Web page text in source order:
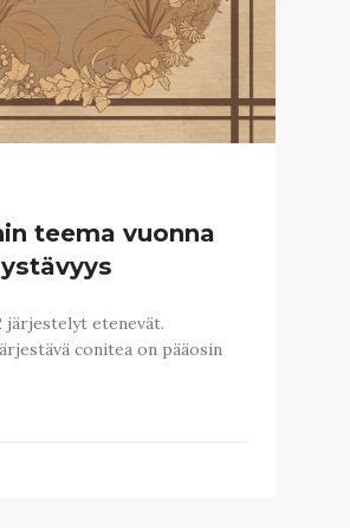
teema vuonna
järjestelyt etenevät.
conitea on pääosin